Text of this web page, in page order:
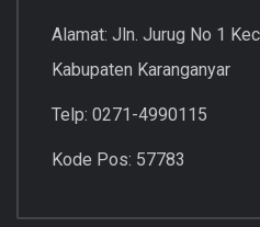
Alamat: Jln. Jurug No 1
Kabupaten Karanganyar
Telp: 0271-4990115
Kode Pos: 57783